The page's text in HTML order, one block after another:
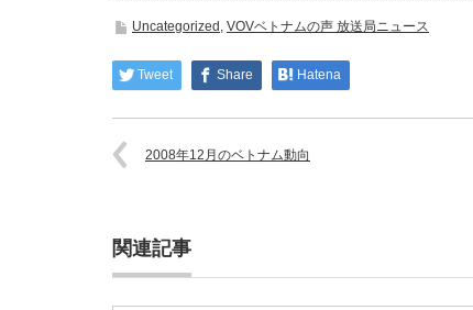
Uncategorized , VOVベトナムの声 放送局ニュース
Tweet Share Hatena
2008年12月のベトナム動向
関連記事